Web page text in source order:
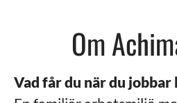
Om
Vad får du när du jobbar